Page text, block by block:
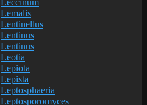
Lemalis
Lentinellus
Lentinus
Lentinus
Leotia
Lepiota
Lepista
Leptosphaeria
Leptosporomyces